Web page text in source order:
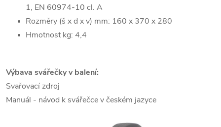
1, EN 60974-10 cl. A
Rozměry (š x d x v) mm: 160 x 370 x 280
Hmotnost kg: 4,4
Výbava svářečky v balení:
Svařovací zdroj
Manuál - návod k svářečce v českém jazyce